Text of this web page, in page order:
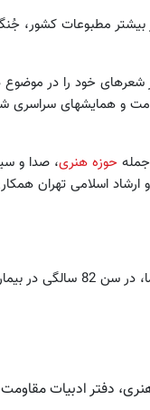
مطبوعات کشور،
شعرهای خود را در
و همایش‏های
حوزه هنری، صدا و
ارشاد اسلامی تهران
دفتر ادبیات مقاومت،